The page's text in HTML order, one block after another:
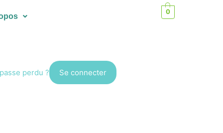
0
perdu ?